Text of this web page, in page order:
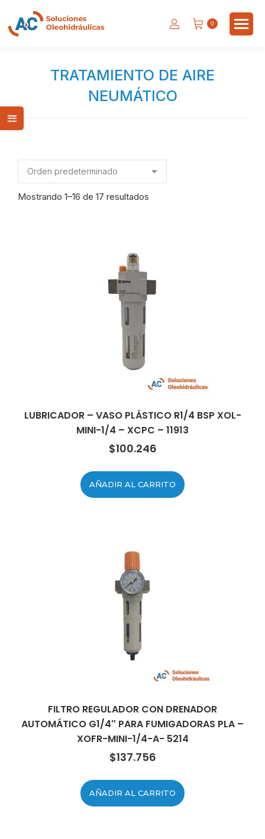
0
TRATAMIENTO DE AIRE
NEUMÁTICO
Mostrando 1–16 de 17 resultados
LUBRICADOR – VASO PLÁSTICO R1/4 BSP XOL-
MINI-1/4 – XCPC – 11913
$100.246
AÑADIR AL CARRITO
FILTRO REGULADOR CON DRENADOR
AUTOMÁTICO G1/4″ PARA FUMIGADORAS PLA –
XOFR-MINI-1/4-A- 5214
$137.756
AÑADIR AL CARRITO